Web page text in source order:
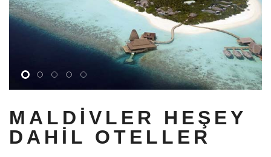
MALDIVLER HEŞEY
DAHIL OTELLER